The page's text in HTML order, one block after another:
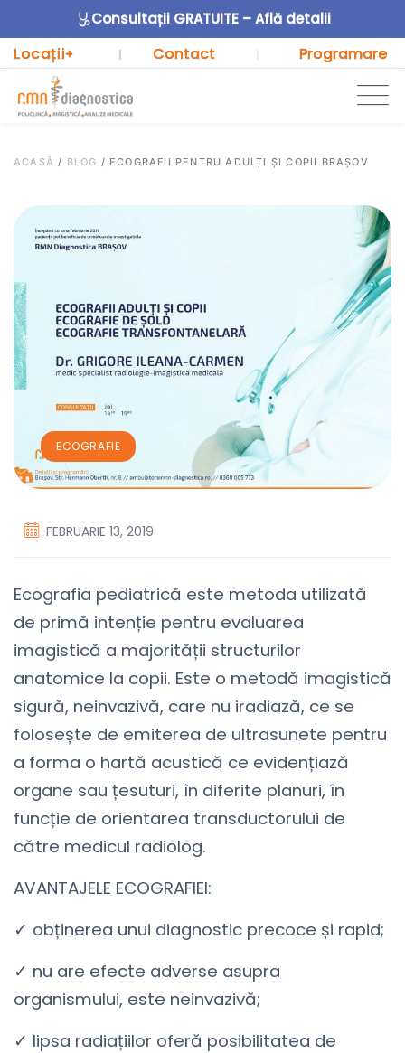
Consultații GRATUITE – Află detalii
Locații+ | Contact Programare
ACASĂ / BLOG / ECOGRAFII PENTRU ADULȚI ȘI COPII BRAȘOV
ECOGRAFIE
FEBRUARIE 13, 2019
Ecografia pediatrică este metoda utilizată
de primă intenție pentru evaluarea
imagistică a majorității structurilor
anatomice la copii. Este o metodă imagistică
sigură, neinvazivă, care nu iradiază, ce se
folosește de emiterea de ultrasunete pentru
a forma o hartă acustică ce evidențiază
organe sau țesuturi, în diferite planuri, în
funcție de orientarea transductorului de
către medicul radiolog.
AVANTAJELE ECOGRAFIEI:
✓ obținerea unui diagnostic precoce și rapid;
✓ nu are efecte adverse asupra
organismului, este neinvazivă;
✓ lipsa radiațiilor oferă posibilitatea de